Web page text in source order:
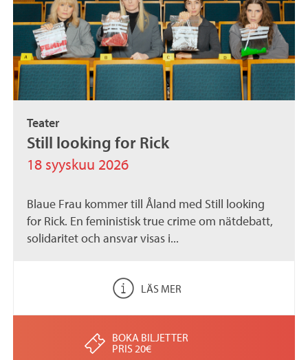
Teater
Still looking for Rick
18 syyskuu 2026
Blaue Frau kommer till Åland med Still looking
for Rick. En feministisk true crime om nätdebatt,
solidaritet och ansvar visas i...
LÄS MER
BOKA BILJETTER
PRIS 20€